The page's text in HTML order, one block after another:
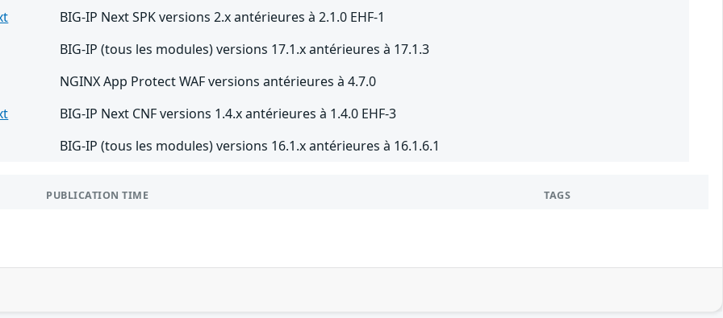
BIG-IP Next SPK versions 2.x antérieures à 2.1.0 EHF-1
BIG-IP (tous les modules) versions 17.1.x antérieures à 17.1.3
NGINX App Protect WAF versions antérieures à 4.7.0
BIG-IP Next CNF versions 1.4.x antérieures à 1.4.0 EHF-3
BIG-IP (tous les modules) versions 16.1.x antérieures à 16.1.6.1
PUBLICATION TIME TAGS